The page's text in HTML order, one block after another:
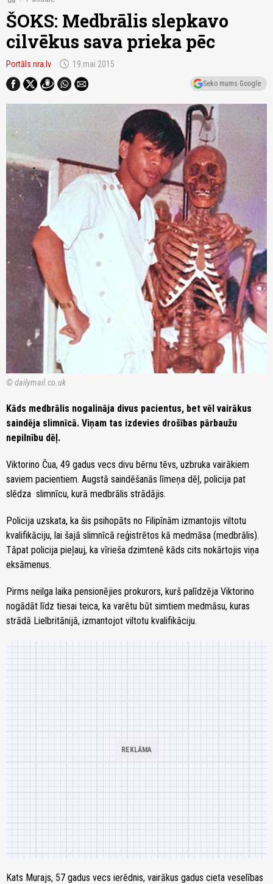
ŠOKS: Medbrālis slepkavo
cilvēkus sava prieka pēc
Portāls nra.lv schedule 19.mai 2015
Seko mums Google
© dailymail.co.uk
Kāds medbrālis nogalināja divus pacientus, bet vēl vairākus
saindēja slimnīcā. Viņam tas izdevies drošības pārbaužu
nepilnību dēļ.
Viktorino Čua, 49 gadus vecs divu bērnu tēvs, uzbruka vairākiem
saviem pacientiem. Augstā saindēšanās līmeņa dēļ, policija pat
slēdza slimnīcu, kurā medbrālis strādājis.
Policija uzskata, ka šis psihopāts no Filipīnām izmantojis viltotu
kvalifikāciju, lai šajā slimnīcā reģistrētos kā medmāsa (medbrālis).
Tāpat policija pieļauj, ka vīrieša dzimtenē kāds cits nokārtojis viņa
eksāmenus.
Pirms neilga laika pensionējies prokurors, kurš palīdzēja Viktorino
nogādāt līdz tiesai teica, ka varētu būt simtiem medmāsu, kuras
strādā Lielbritānijā, izmantojot viltotu kvalifikāciju.
Kats Murajs, 57 gadus vecs ierēdnis, vairākus gadus cieta veselības